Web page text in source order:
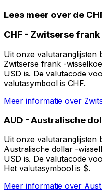
Lees meer over de
CHF - Zwitserse frank
Uit onze valutaranglijsten
Zwitserse frank -
USD is. De valutacode
valutasymbool is CHF.
Meer informatie over
AUD - Australische
Uit onze valutaranglijsten
Australische dollar -
USD is. De valutacode
Het valutasymbool is $.
Meer informatie over